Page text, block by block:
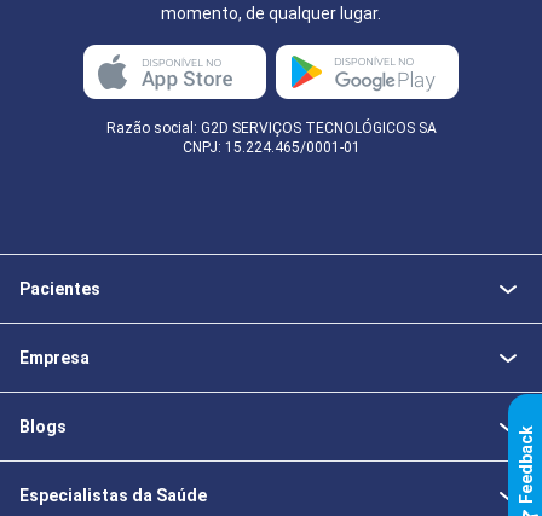
momento, de qualquer lugar.
Razão social: G2D SERVIÇOS TECNOLÓGICOS SA
CNPJ: 15.224.465/0001-01
Pacientes
Empresa
Blogs
Especialistas da Saúde k